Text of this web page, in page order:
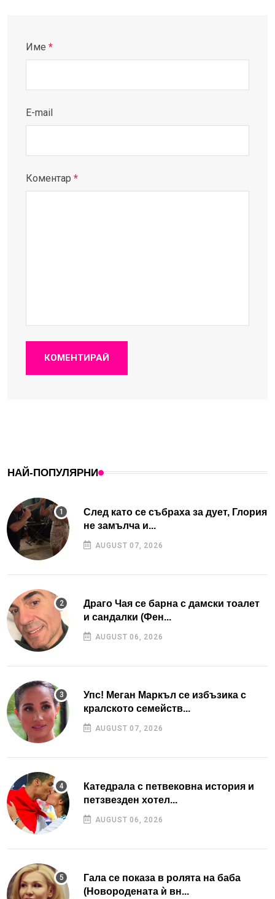
Име *
E-mail
Коментар *
КОМЕНТИРАЙ
НАЙ-ПОПУЛЯРНИ
След като се събраха за дует, Глория
не замълча и...
AUGUST 07, 2026
Драго Чая се барна с дамски тоалет
и сандалки (Фен...
AUGUST 06, 2026
Упс! Меган Маркъл се избъзика с
кралското семейств...
AUGUST 07, 2026
Катедрала с петвековна история и
петзвезден хотел...
AUGUST 06, 2026
Гала се показа в ролята на баба
(Новородената ѝ вн...